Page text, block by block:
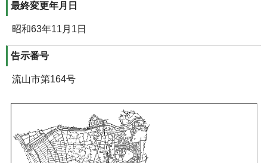
最終変更年月日
昭和63年11月1日
告示番号
流山市第164号